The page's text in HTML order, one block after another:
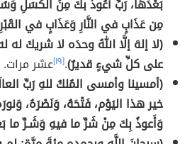
بَعْدَهَا، رَبِّ أَعُوذُ بكَ مِنَ الكَسَلِ
مِن عَذَابٍ في النَّارِ وَعَذَابٍ في
(لا إلهَ إلَّا اللهُ وحدَه لا شريكَ
على كلِّ شيءٍ قديرٌ).[١٩] عشر مرات.
(أمسينا وأمسى المُلكُ للهِ رَبِّ
خير هذا اليَوْم، فَتْحَهُ، وَنَصْرَهُ،
وَأَعوذُ بِكَ مِنْ شَرِّ ما فيهِ وَشَـرِّ ما